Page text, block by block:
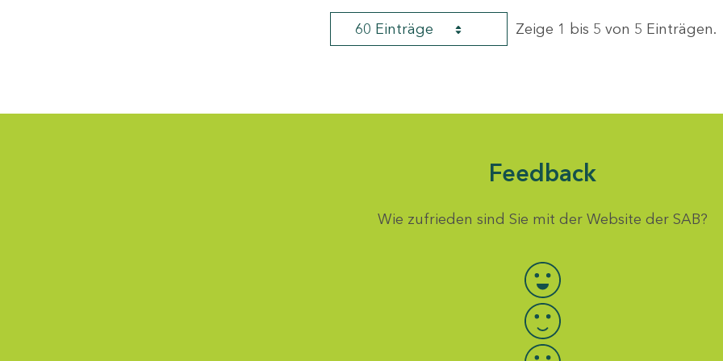
60 Einträge Zeige 1 bis 5 von 5 Einträgen.
Feedback
Wie zufrieden sind Sie mit der Website der SAB?
Bewertung auswählen